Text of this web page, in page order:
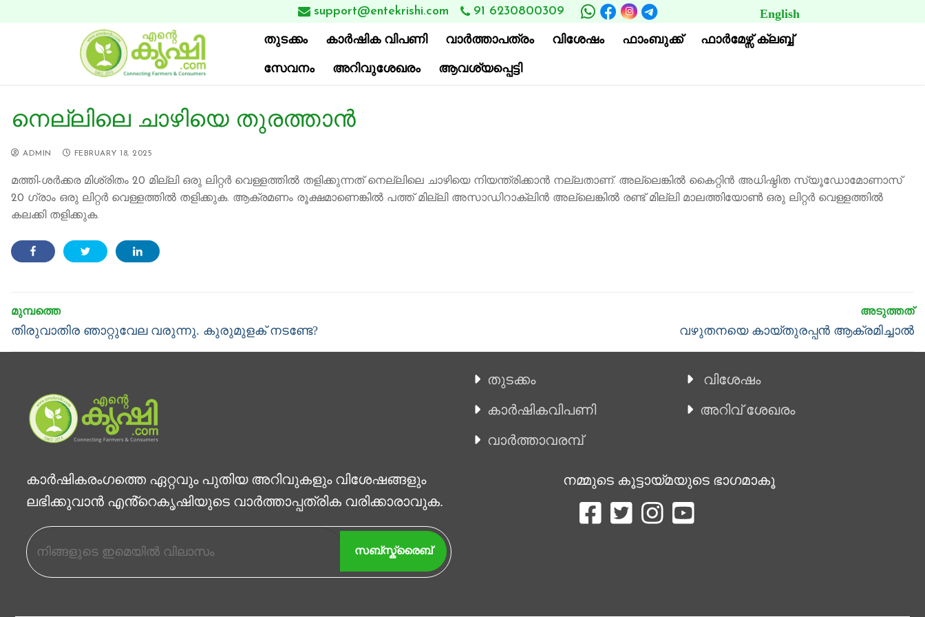
to
 support@entekrishi.com 91 6230800309
തുടക്കം കാര്‍ഷിക വിപണി വാ‍ർത്താപത്രം വിശേഷം ഫാംബുക്ക് ഫാര്‍മേഴ്സ് ക്ലബ്ബ്
സേവനം അറിവുശേഖരം ആവശ്യപ്പെട്ടി
English
നെല്ലിലെ ചാഴിയെ തുരത്താന്‍
ADMIN FEBRUARY 18, 2025
മത്തി-ശർക്കര മിശ്രിതം 20 മില്ലി ഒരു ലിറ്റർ വെള്ളത്തിൽ തളിക്കുന്നത് നെല്ലിലെ ചാഴിയെ നിയന്ത്രിക്കാൻ നല്ലതാണ്. അല്ലെങ്കിൽ കൈറ്റിൻ അധിഷ്ഠിത സ്യൂഡോമോണാസ്
20 ഗ്രാം ഒരു ലിറ്റർ വെള്ളത്തിൽ തളിക്കുക. ആക്രമണം രൂക്ഷമാണെങ്കിൽ പത്ത് മില്ലി അസാഡിറാക്ലിൻ അല്ലെങ്കിൽ രണ്ട് മില്ലി മാലത്തിയോൺ ഒരു ലിറ്റർ വെള്ളത്തിൽ
കലക്കി തളിക്കുക.
Post
navigation
Previous
തിരുവാതിര ഞാറ്റുവേല വരുന്നു. കുരുമുളക് നടണ്ടേ?
Next
വഴുതനയെ കായ്തുരപ്പന്‍ ആക്രമിച്ചാല്‍
കാര്‍ഷികരംഗത്തെ ഏറ്റവും പുതിയ അറിവുകളും വിശേഷങ്ങളും
ലഭിക്കുവാന്‍ എൻ്റെകൃഷിയുടെ വാര്‍ത്താപ്പത്രിക വരിക്കാരാവുക.
സബ്സ്ക്രൈബ്
തുടക്കം
കാ‍ർഷികവിപണി
വാര്‍ത്താവരമ്പ്
വിശേഷം
അറിവ് ശേഖരം
നമ്മുടെ കൂട്ടായ്മയുടെ ഭാഗമാകൂ